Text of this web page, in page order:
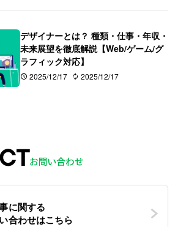
デザイナーとは？ 種類・仕事・年収・
未来展望を徹底解説【Web/ゲーム/グ
ラフィック対応】
2025/12/17 2025/12/17
に関する
合わせはこちら